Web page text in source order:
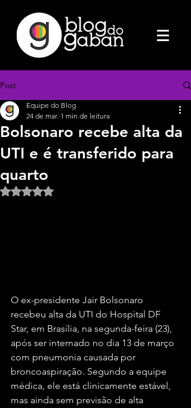
Post
Bolsonaro recebe alta da
UTI e é transferido para
quarto
Equipe do Blog
24 de mar. 1 min de leitura
Avaliado com NaN de 5 estrelas.
O ex-presidente Jair Bolsonaro
recebeu alta da UTI do Hospital DF
Star, em Brasília, na segunda-feira (23),
após ser internado no dia 13 de março
com pneumonia causada por
broncoaspiração. Segundo a equipe
médica, ele está clinicamente estável,
mas ainda sem previsão de alta